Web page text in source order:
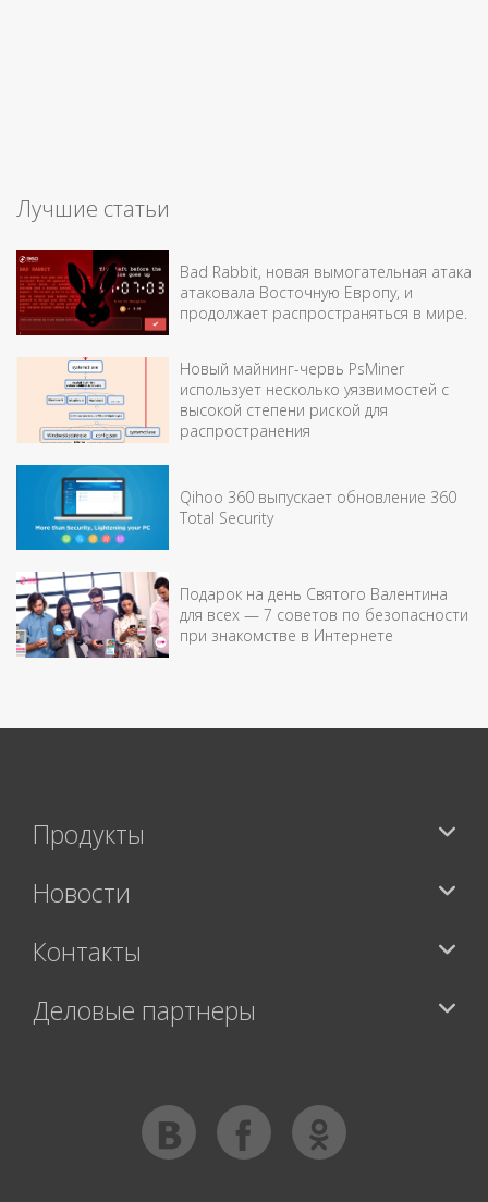
Лучшие статьи
Bad Rabbit, новая вымогательная атака
атаковала Восточную Европу, и
продолжает распространяться в мире.
Новый майнинг-червь PsMiner
использует несколько уязвимостей с
высокой степени риской для
распространения
Qihoo 360 выпускает обновление 360
Total Security
Подарок на день Святого Валентина
для всех — 7 советов по безопасности
при знакомстве в Интернете
Продукты
Новости
Контакты
Деловые партнеры